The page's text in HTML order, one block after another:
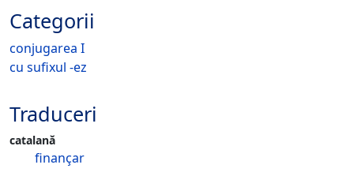
Categorii
conjugarea I
cu sufixul -ez
Traduceri
catalană
finançar